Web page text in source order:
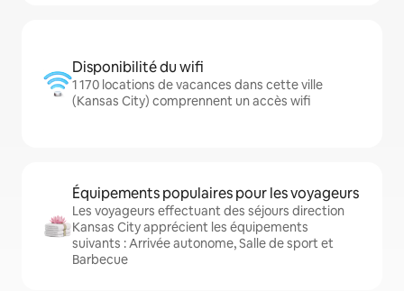
Disponibilité du wifi
1 170 locations de vacances dans cette ville
(Kansas City) comprennent un accès wifi
Équipements populaires pour les voyageurs
Les voyageurs effectuant des séjours direction
Kansas City apprécient les équipements
suivants : Arrivée autonome, Salle de sport et
Barbecue